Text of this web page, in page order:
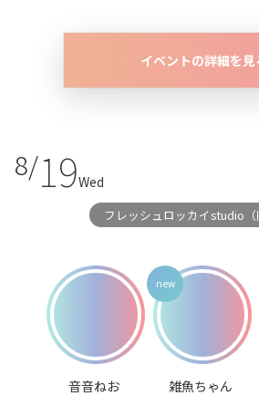
イベントの詳細を見
8/19Wed
フレッシュロッカイstudio（
音音ねお 雑魚ちゃん